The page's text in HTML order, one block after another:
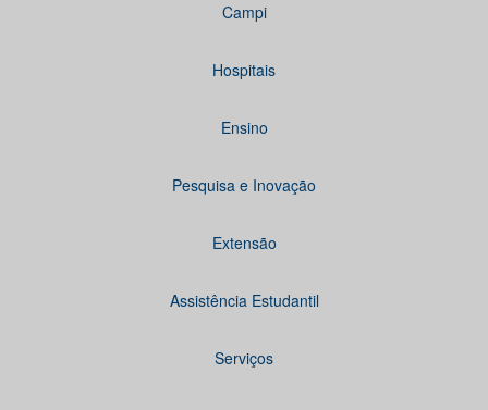
Campi
Hospitais
Ensino
Pesquisa e Inovação
Extensão
Assistência Estudantil
Serviços